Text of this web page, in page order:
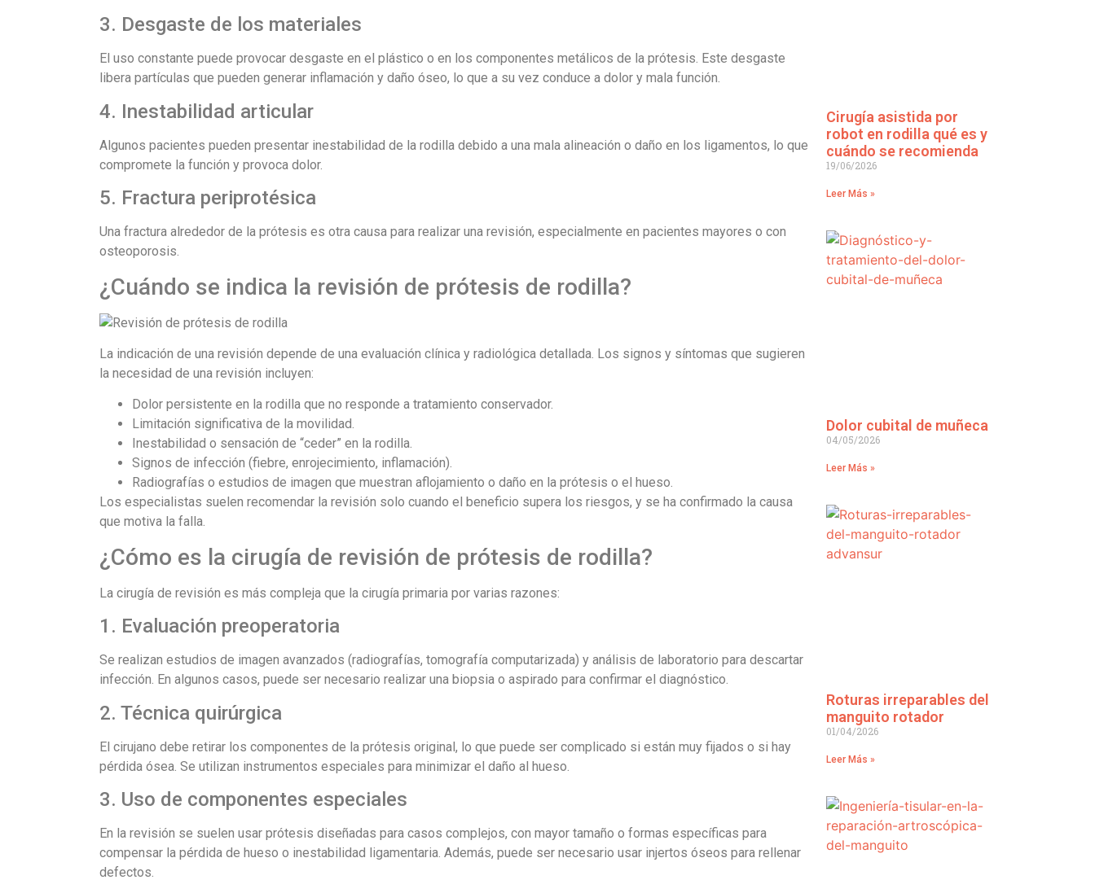
3. Desgaste de los materiales
El uso constante puede provocar desgaste en el plástico o en los componentes metálicos de la prótesis. Este desgaste
libera partículas que pueden generar inflamación y daño óseo, lo que a su vez conduce a dolor y mala función.
4. Inestabilidad articular
Algunos pacientes pueden presentar inestabilidad de la rodilla debido a una mala alineación o daño en los ligamentos, lo que
compromete la función y provoca dolor.
5. Fractura periprotésica
Una fractura alrededor de la prótesis es otra causa para realizar una revisión, especialmente en pacientes mayores o con
osteoporosis.
¿Cuándo se indica la revisión de prótesis de rodilla?
La indicación de una revisión depende de una evaluación clínica y radiológica detallada. Los signos y síntomas que sugieren
la necesidad de una revisión incluyen:
Dolor persistente en la rodilla que no responde a tratamiento conservador.
Limitación significativa de la movilidad.
Inestabilidad o sensación de “ceder” en la rodilla.
Signos de infección (fiebre, enrojecimiento, inflamación).
Radiografías o estudios de imagen que muestran aflojamiento o daño en la prótesis o el hueso.
Los especialistas suelen recomendar la revisión solo cuando el beneficio supera los riesgos, y se ha confirmado la causa
que motiva la falla.
¿Cómo es la cirugía de revisión de prótesis de rodilla?
La cirugía de revisión es más compleja que la cirugía primaria por varias razones:
1. Evaluación preoperatoria
Se realizan estudios de imagen avanzados (radiografías, tomografía computarizada) y análisis de laboratorio para descartar
infección. En algunos casos, puede ser necesario realizar una biopsia o aspirado para confirmar el diagnóstico.
2. Técnica quirúrgica
El cirujano debe retirar los componentes de la prótesis original, lo que puede ser complicado si están muy fijados o si hay
pérdida ósea. Se utilizan instrumentos especiales para minimizar el daño al hueso.
3. Uso de componentes especiales
En la revisión se suelen usar prótesis diseñadas para casos complejos, con mayor tamaño o formas específicas para
compensar la pérdida de hueso o inestabilidad ligamentaria. Además, puede ser necesario usar injertos óseos para rellenar
defectos.
Cirugía asistida por
robot en rodilla qué es y
cuándo se recomienda
19/06/2026
Leer Más »
Dolor cubital de muñeca
04/05/2026
Leer Más »
Roturas irreparables del
manguito rotador
01/04/2026
Leer Más »